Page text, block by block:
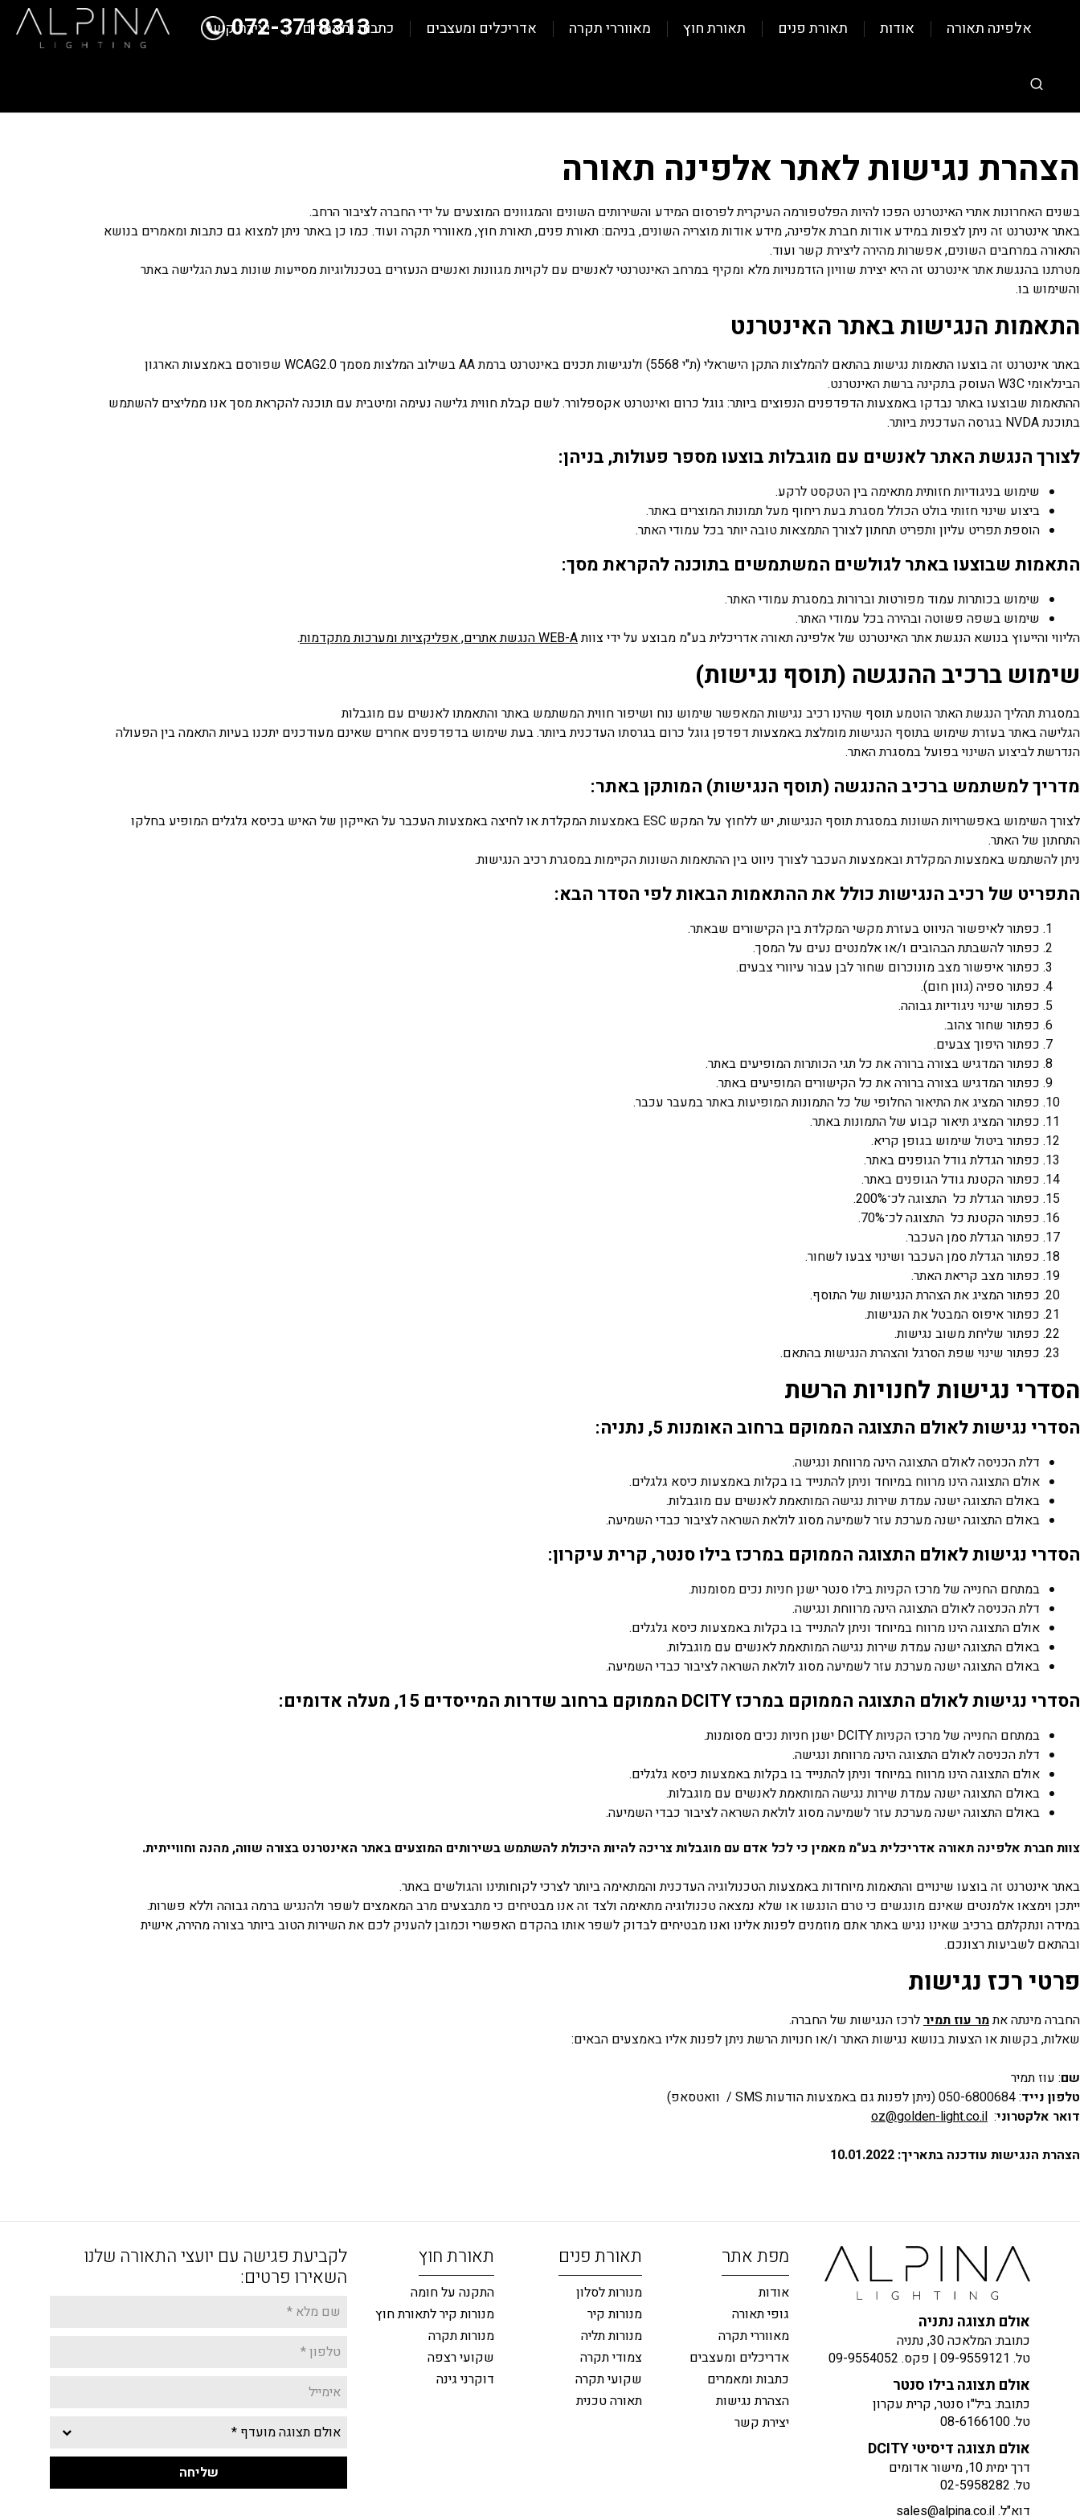
אלפינה תאורה אודות תאורת פנים תאורת חוץ מאווררי תקרה אדריכלים ומעצבים כתבות ומאמרים יצירת קשר
הצהרת נגישות לאתר אלפינה תאורה
בשנים האחרונות אתרי האינטרנט הפכו להיות הפלטפורמה העיקרית לפרסום המידע והשירותים השונים והמגוונים המוצעים על ידי החברה לציבור הרחב.
באתר אינטרנט זה ניתן לצפות במידע אודות חברת אלפינה, מידע אודות מוצריה השונים, בניהם: תאורת פנים, תאורת חוץ, מאווררי תקרה ועוד. כמו כן באתר ניתן למצוא גם כתבות ומאמרים בנושא
התאורה במרחבים השונים, אפשרות מהירה ליצירת קשר ועוד.
מטרתנו בהנגשת אתר אינטרנט זה היא יצירת שוויון הזדמנויות מלא ומקיף במרחב האינטרנטי לאנשים עם לקויות מגוונות ואנשים הנעזרים בטכנולוגיות מסייעות שונות בעת הגלישה באתר
והשימוש בו.
התאמות הנגישות באתר האינטרנט
באתר אינטרנט זה בוצעו התאמות נגישות בהתאם להמלצות התקן הישראלי (ת"י 5568) ולנגישות תכנים באינטרנט ברמת AA בשילוב המלצות מסמך WCAG2.0 שפורסם באמצעות הארגון
הבינלאומי W3C העוסק בתקינה ברשת האינטרנט.
ההתאמות שבוצעו באתר נבדקו באמצעות הדפדפנים הנפוצים ביותר: גוגל כרום ואינטרנט אקספלורר. לשם קבלת חווית גלישה נעימה ומיטבית עם תוכנה להקראת מסך אנו ממליצים להשתמש
בתוכנת NVDA בגרסה העדכנית ביותר.
לצורך הנגשת האתר לאנשים עם מוגבלות בוצעו מספר פעולות, בניהן:
שימוש בניגודיות חזותית מתאימה בין הטקסט לרקע.
ביצוע שינוי חזותי בולט הכולל מסגרת בעת ריחוף מעל תמונות המוצרים באתר.
הוספת תפריט עליון ותפריט תחתון לצורך התמצאות טובה יותר בכל עמודי האתר.
התאמות שבוצעו באתר לגולשים המשתמשים בתוכנה להקראת מסך:
שימוש בכותרות עמוד מפורטות וברורות במסגרת עמודי האתר.
שימוש בשפה פשוטה ובהירה בכל עמודי האתר.
הליווי והייעוץ בנושא הנגשת אתר האינטרנט של אלפינה תאורה אדריכלית בע"מ מבוצע על ידי צוותWEB-A הנגשת אתרים, אפליקציות ומערכות מתקדמות .
שימוש ברכיב ההנגשה (תוסף נגישות)
במסגרת תהליך הנגשת האתר הוטמע תוסף שהינו רכיב נגישות המאפשר שימוש נוח ושיפור חווית המשתמש באתר והתאמתו לאנשים עם מוגבלות
הגלישה באתר בעזרת שימוש בתוסף הנגישות מומלצת באמצעות דפדפן גוגל כרום בגרסתו העדכנית ביותר. בעת שימוש בדפדפנים אחרים שאינם מעודכנים יתכנו בעיות התאמה בין הפעולה
הנדרשת לביצוע השינוי בפועל במסגרת האתר.
מדריך למשתמש ברכיב ההנגשה (תוסף הנגישות) המותקן באתר:
לצורך השימוש באפשרויות השונות במסגרת תוסף הנגישות, יש ללחוץ על המקש ESC באמצעות המקלדת או לחיצה באמצעות העכבר על האייקון של האיש בכיסא גלגלים המופיע בחלקו
התחתון של האתר.
ניתן להשתמש באמצעות המקלדת ובאמצעות העכבר לצורך ניווט בין ההתאמות השונות הקיימות במסגרת רכיב הנגישות.
התפריט של רכיב הנגישות כולל את ההתאמות הבאות לפי הסדר הבא:
כפתור לאיפשור הניווט בעזרת מקשי המקלדת בין הקישורים שבאתר.
כפתור להשבתת הבהובים ו/או אלמנטים נעים על המסך.
כפתור איפשור מצב מונוכרום שחור לבן עבור עיוורי צבעים.
כפתור ספיה (גוון חום).
כפתור שינוי ניגודיות גבוהה.
כפתור שחור צהוב.
כפתור היפוך צבעים.
כפתור המדגיש בצורה ברורה את כל תגי הכותרות המופיעים באתר.
כפתור המדגיש בצורה ברורה את כל הקישורים המופיעים באתר.
כפתור המציג את התיאור החלופי של כל התמונות המופיעות באתר במעבר עכבר.
כפתור המציג תיאור קבוע של התמונות באתר.
כפתור ביטול שימוש בגופן קריא.
כפתור הגדלת גודל הגופנים באתר.
כפתור הקטנת גודל הגופנים באתר.
כפתור הגדלת כל התצוגה לכ־200%.
כפתור הקטנת כל התצוגה לכ־70%.
כפתור הגדלת סמן העכבר.
כפתור הגדלת סמן העכבר ושינוי צבעו לשחור.
כפתור מצב קריאת האתר.
כפתור המציג את הצהרת הנגישות של התוסף.
כפתור איפוס המבטל את הנגישות.
כפתור שליחת משוב נגישות.
כפתור שינוי שפת הסרגל והצהרת הנגישות בהתאם.
הסדרי נגישות לחנויות הרשת
הסדרי נגישות לאולם התצוגה הממוקם ברחוב האומנות 5, נתניה:
דלת הכניסה לאולם התצוגה הינה מרווחת ונגישה.
אולם התצוגה הינו מרווח במיוחד וניתן להתנייד בו בקלות באמצעות כיסא גלגלים.
באולם התצוגה ישנה עמדת שירות נגישה המותאמת לאנשים עם מוגבלות.
באולם התצוגה ישנה מערכת עזר לשמיעה מסוג לולאת השראה לציבור כבדי השמיעה.
הסדרי נגישות לאולם התצוגה הממוקם במרכז בילו סנטר, קרית עיקרון:
במתחם החנייה של מרכז הקניות בילו סנטר ישנן חניות נכים מסומנות.
דלת הכניסה לאולם התצוגה הינה מרווחת ונגישה.
אולם התצוגה הינו מרווח במיוחד וניתן להתנייד בו בקלות באמצעות כיסא גלגלים.
באולם התצוגה ישנה עמדת שירות נגישה המותאמת לאנשים עם מוגבלות.
באולם התצוגה ישנה מערכת עזר לשמיעה מסוג לולאת השראה לציבור כבדי השמיעה.
הסדרי נגישות לאולם התצוגה הממוקם במרכז DCITY הממוקם ברחוב שדרות המייסדים 15, מעלה אדומים:
במתחם החנייה של מרכז הקניות DCITY ישנן חניות נכים מסומנות.
דלת הכניסה לאולם התצוגה הינה מרווחת ונגישה.
אולם התצוגה הינו מרווח במיוחד וניתן להתנייד בו בקלות באמצעות כיסא גלגלים.
באולם התצוגה ישנה עמדת שירות נגישה המותאמת לאנשים עם מוגבלות.
באולם התצוגה ישנה מערכת עזר לשמיעה מסוג לולאת השראה לציבור כבדי השמיעה.
צוות חברת אלפינה תאורה אדריכלית בע"מ מאמין כי לכל אדם עם מוגבלות צריכה להיות היכולת להשתמש בשירותים המוצעים באתר האינטרנט בצורה שווה, מהנה וחווייתית.
באתר אינטרנט זה בוצעו שינויים והתאמות מיוחדות באמצעות הטכנולוגיה העדכנית והמתאימה ביותר לצרכי לקוחותינו והגולשים באתר.
ייתכן וימצאו אלמנטים שאינם מונגשים כי טרם הונגשו או שלא נמצאה טכנולוגיה מתאימה ולצד זה אנו מבטיחים כי מתבצעים מרב המאמצים לשפר ולהנגיש ברמה גבוהה וללא פשרות.
במידה ונתקלתם ברכיב שאינו נגיש באתר אתם מוזמנים לפנות אלינו ואנו מבטיחים לבדוק לשפר אותו בהקדם האפשרי וכמובן להעניק לכם את השירות הטוב ביותר בצורה מהירה, אישית
ובהתאם לשביעות רצונכם.
פרטי רכז נגישות
החברה מינתה אתמר עוז תמירלרכז הנגישות של החברה.
שאלות, בקשות או הצעות בנושא נגישות האתר ו/או חנויות הרשת ניתן לפנות אליו באמצעים הבאים:
שם: עוז תמיר
טלפון נייד: 050-6800684 (ניתן לפנות גם באמצעות הודעות SMS / וואטסאפ)
דואר אלקטרוני:
oz@golden-light.co.il
הצהרת הנגישות עודכנה בתאריך: 10.01.2022
אולם תצוגה נתניה
כתובת: המלאכה 30, נתניה
טל. 09-9559121 | פקס. 09-9554052
אולם תצוגה בילו סנטר
כתובת: ביל"ו סנטר, קרית עקרון
טל.08-6166100
אולם תצוגה דיסיטי DCITY
דרך ימית 10, מישור אדומים
טל. 02-5958282
דוא"ל.sales@alpina.co.il
מפת אתר
אודות
גופי תאורה
מאווררי תקרה
אדריכלים ומעצבים
כתבות ומאמרים
הצהרת נגישות
יצירת קשר
תאורת פנים
מנורות לסלון
מנורות קיר
מנורות תליה
צמודי תקרה
שקועי תקרה
תאורה טכנית
תאורת חוץ
התקנה על חומה
מנורות קיר לתאורת חוץ
מנורות תקרה
שקועי רצפה
דוקרני גינה
לקביעת פגישה עם יועצי התאורה שלנו
השאירו פרטים:
072-3718313